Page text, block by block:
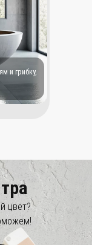
и грибку,
цвет?